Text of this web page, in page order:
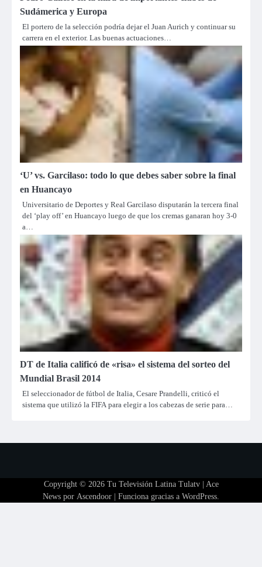
Sudámerica y Europa
El portero de la selección podría dejar el Juan Aurich y continuar su
carrera en el exterior. Las buenas actuaciones…
‘U’ vs. Garcilaso: todo lo que debes saber sobre la final
en Huancayo
Universitario de Deportes y Real Garcilaso disputarán la tercera final
del ‘play off’ en Huancayo luego de que los cremas ganaran hoy 3-0
a…
DT de Italia calificó de «risa» el sistema del sorteo del
Mundial Brasil 2014
El seleccionador de fútbol de Italia, Cesare Prandelli, criticó el
sistema que utilizó la FIFA para elegir a los cabezas de serie para…
Copyright © 2026 Tu Televisión Latina Tulatv| Ace
News por Ascendoor | Funciona gracias a WordPress.